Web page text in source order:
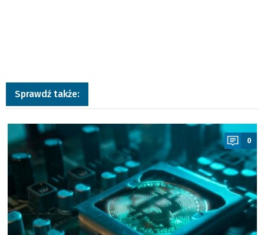
Sprawdź także:
a
0